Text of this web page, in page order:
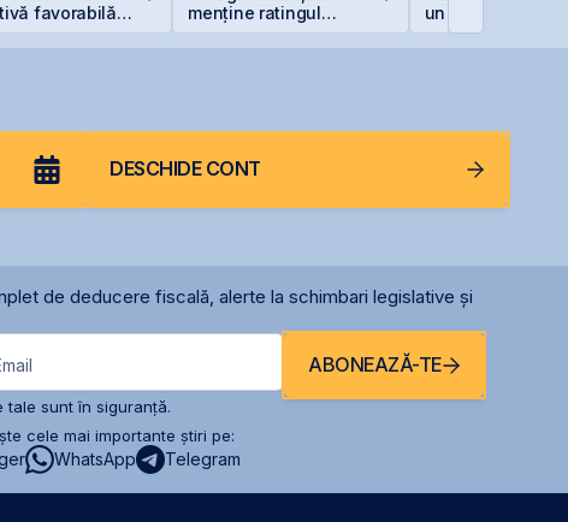
favorabilă
menține ratingul
un avans de
la începutul
DESCHIDE CONT
de deducere fiscală, alerte la schimbari legislative și
ABONEAZĂ-TE
tale sunt în siguranță.
cele mai importante știri pe:
WhatsApp Telegram